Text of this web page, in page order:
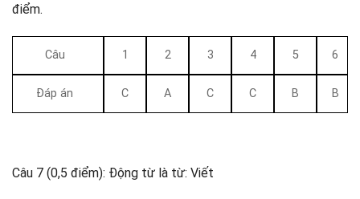
điểm.
Câu 1 2 3 4 5 6
Đáp án C A C C B B
Câu 7 (0,5 điểm): Động từ là từ: Viết